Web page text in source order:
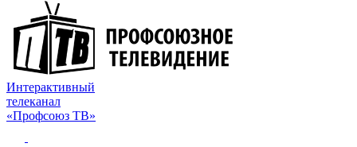
Интерактивный
телеканал
«Профсоюз ТВ»